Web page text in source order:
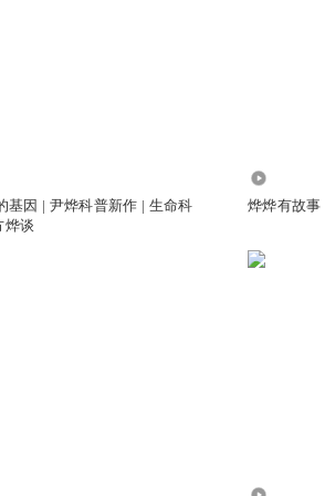
基因 | 尹烨科普新作 | 生命科
烨谈
烨烨有故事